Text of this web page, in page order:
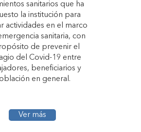
sanitarios que ha
la institución para
actividades en el marco
sanitaria, con
de prevenir el
del Covid-19 entre
beneficiarios y
en general.
Ver más